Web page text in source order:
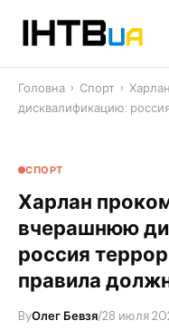
Головна › Спорт ›
дисквалификацию:
СПОРТ
Харлан
вчерашнюю
россия
правила
ByОлег Бевзя/28 июля